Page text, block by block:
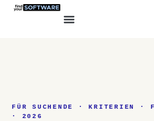
FÜR SUCHENDE · KRITERIEN ·
· 2026